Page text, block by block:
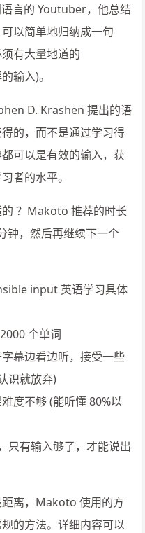
言的 Youtuber，他总结
以简单地归纳成一句
有大量地道的
输入)。
D. Krashen 提出的语
的，而不是通过学习得
可以是有效的输入，获
者的水平。
？Makoto 推荐的时长
钟，然后再继续下一个
input 英语学习具体
个单词
幕边看边听，接受一些
识就放弃)
度不够 (能听懂 80%以
只有输入够了，才能说出
离，Makoto 使用的方
的方法。详细内容可以